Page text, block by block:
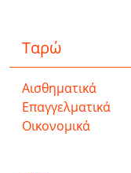
Ταρώ
Αισθηματικά
Επαγγελματικά
Οικονομικά